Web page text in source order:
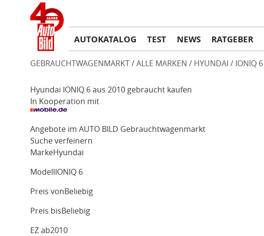
AUTOKATALOG TEST NEWS RATGEBER
GEBRAUCHTWAGENMARKT ALLE MARKEN HYUNDAI IONIQ 6
Hyundai IONIQ 6 aus 2010 gebraucht kaufen
In Kooperation mit
Angebote im AUTO BILD Gebrauchtwagenmarkt
Suche verfeinern
MarkeHyundai
Modell IONIQ 6
Preis von Beliebig
Preis bis Beliebig
EZ ab2010